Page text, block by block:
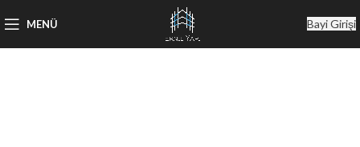
MENÜ Bayi Girişi